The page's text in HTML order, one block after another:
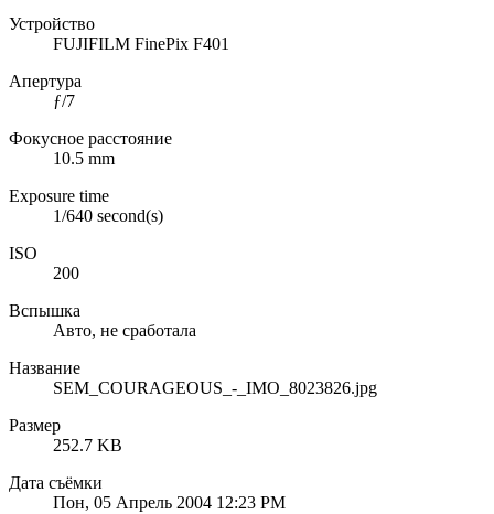
Устройство
FUJIFILM FinePix F401
Апертура
ƒ/7
Фокусное расстояние
10.5 mm
Exposure time
1/640 second(s)
ISO
200
Вспышка
Авто, не сработала
Название
SEM_COURAGEOUS_-_IMO_8023826.jpg
Размер
252.7 KB
Дата съёмки
Пон, 05 Апрель 2004 12:23 PM